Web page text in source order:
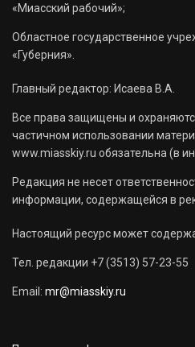
«Миасский рабочий»;
Областное государственное
«Губерния».
Главный редактор: Исаева В.А.
Все права защищены и
частичном использовании
www.miasskiy.ru обязательна (в
Редакция не несет
информации, содержащейся в
Настоящий ресурс может
Тел. редакции +7 (3513) 57-23-55
Email: mr@miasskiy.ru